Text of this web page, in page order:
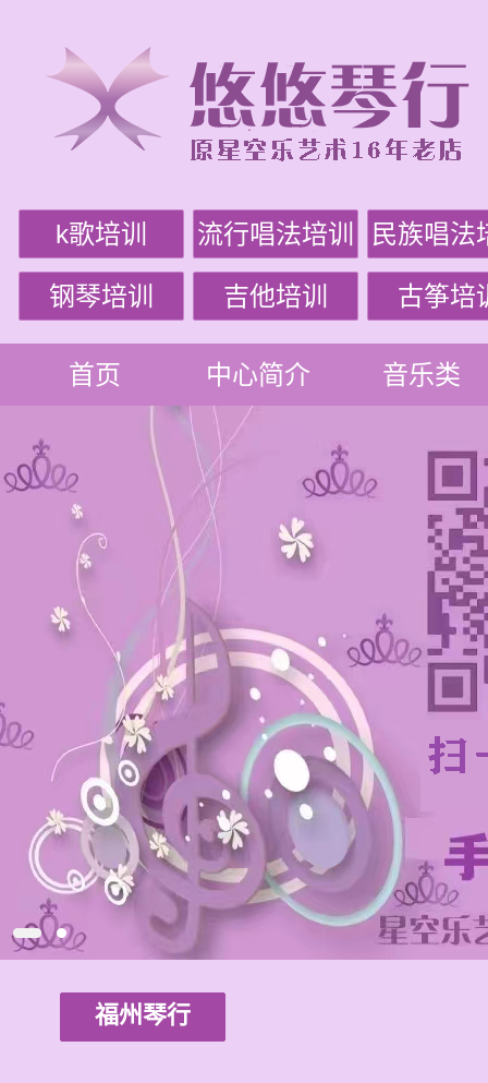
k歌培训 流行唱法培训 民族唱法
钢琴培训 吉他培训 古筝培
首页 中心简介 音乐类
福州琴行